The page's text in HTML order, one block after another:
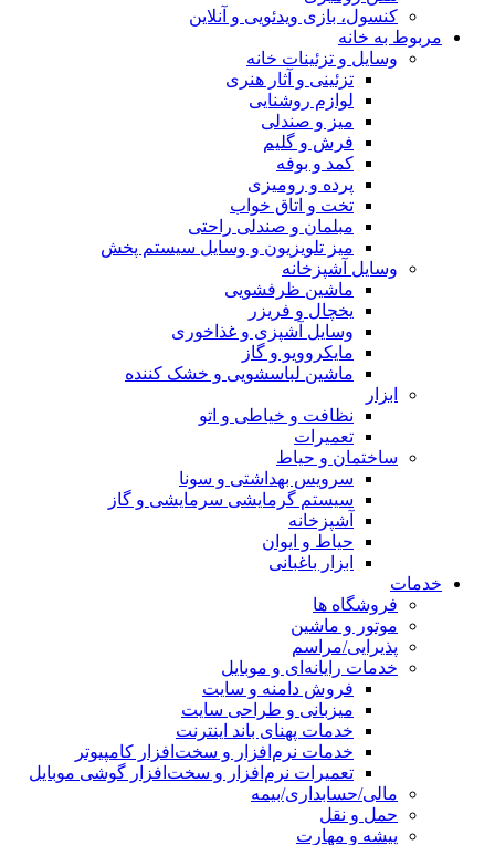
کنسول، بازی‌ ویدئویی و آنلاین
مربوط به خانه
وسایل و تزئینات خانه
تزئینی و آثار هنری
لوازم روشنایی
میز و صندلی
فرش و گلیم
کمد و بوفه
پرده و رومیزی
تخت و اتاق خواب
مبلمان و صندلی راحتی
میز تلویزیون و وسایل سیستم پخش
وسایل آشپزخانه
ماشین ظرفشویی
یخچال و فریزر
وسایل آشپزی و غذاخوری
مایکروویو و گاز
ماشین لباسشویی و خشک کننده
ابزار
نظافت و خیاطی و اتو
تعمیرات
ساختمان و حیاط
سرویس بهداشتی و سونا
سیستم گرمایشی سرمایشی و گاز
آشپزخانه
حیاط و ایوان
ابزار باغبانی
خدمات
فروشگاه ها
موتور و ماشین
پذیرایی/مراسم
خدمات رایانه‌ای و موبایل
فروش دامنه و سایت
میزبانی و طراحی سایت
خدمات پهنای باند اینترنت
خدمات نرم‌افزار و سخت‌افزار کامپیوتر
تعمیرات نرم‌افزار و سخت‌افزار گوشی موبایل
مالی/حسابداری/بیمه
حمل و نقل
پیشه و مهارت